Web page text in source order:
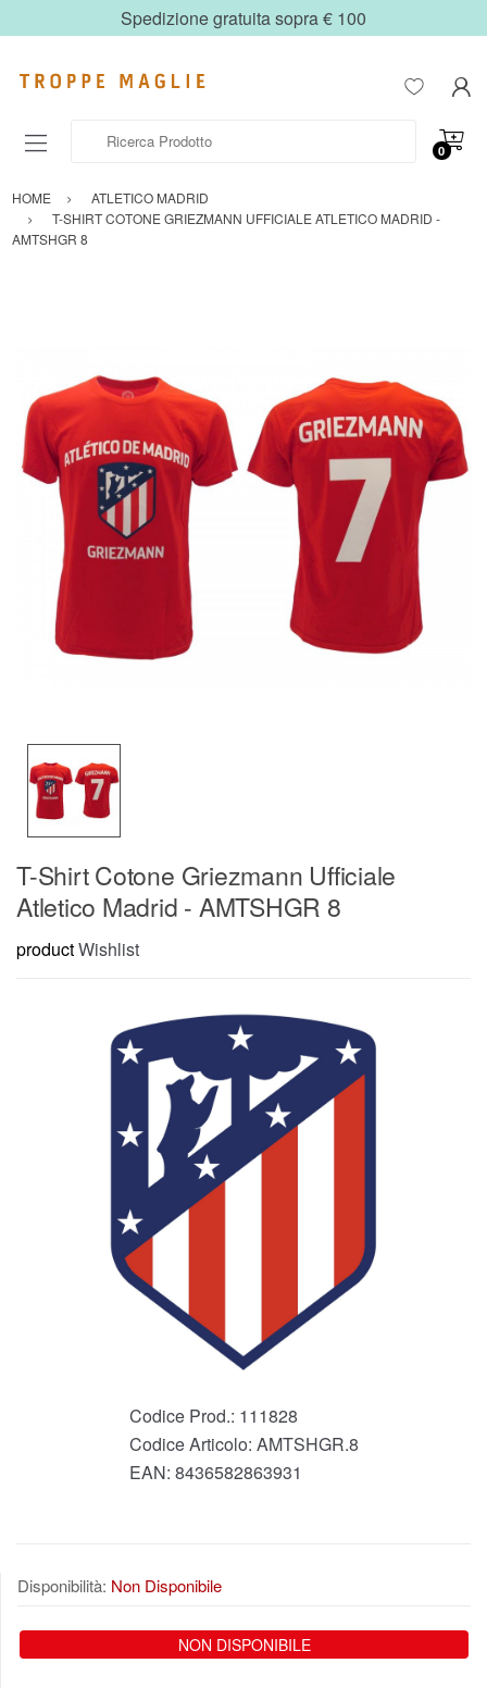
Spedizione gratuita sopra € 100
0
HOME
ATLETICO MADRID
T-SHIRT COTONE GRIEZMANN UFFICIALE ATLETICO MADRID -
AMTSHGR 8
T-Shirt Cotone Griezmann Ufficiale
Atletico Madrid - AMTSHGR 8
productWishlist
Codice Prod.: 111828
Codice Articolo: AMTSHGR.8
EAN: 8436582863931
Disponibilità: Non Disponibile
NON DISPONIBILE